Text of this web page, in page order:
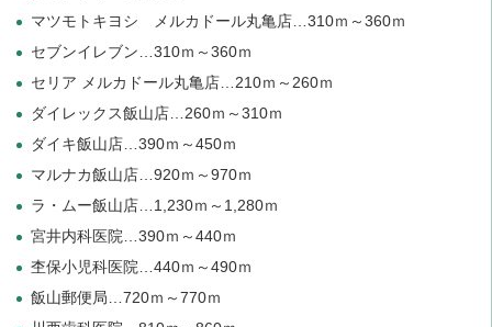
マツモトキヨシ メルカドール丸亀店…310ｍ～360ｍ
セブンイレブン…310ｍ～360ｍ
セリア メルカドール丸亀店…210ｍ～260ｍ
ダイレックス飯山店…260ｍ～310ｍ
ダイキ飯山店…390ｍ～450ｍ
マルナカ飯山店…920ｍ～970ｍ
ラ・ムー飯山店…1,230ｍ～1,280ｍ
宮井内科医院…390ｍ～440ｍ
杢保小児科医院…440ｍ～490ｍ
飯山郵便局…720ｍ～770ｍ